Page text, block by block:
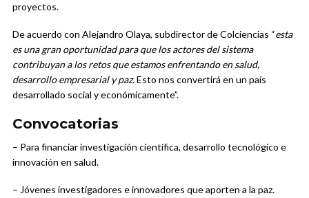
proyectos.
De acuerdo con Alejandro Olaya, subdirector de Colciencias “esta
es una gran oportunidad para que los actores del sistema
contribuyan a los retos que estamos enfrentando en salud,
desarrollo empresarial y paz.Esto nos convertirá en un país
desarrollado social y económicamente”.
Convocatorias
– Para financiar investigación científica, desarrollo tecnológico e
innovación en salud.
– Jóvenes investigadores e innovadores que aporten a la paz.